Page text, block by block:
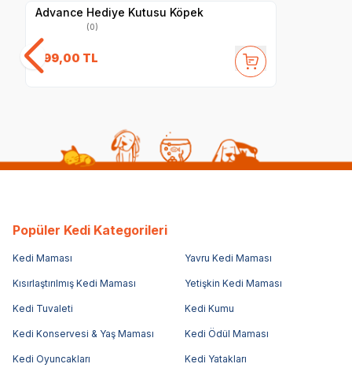
Advance Hediye Kutusu Köpek
(0)
799,00 TL
Popüler Kedi Kategorileri
Kedi Maması Yavru Kedi Maması
Kısırlaştırılmış Kedi Maması Yetişkin Kedi Maması
Kedi Tuvaleti Kedi Kumu
Kedi Konservesi & Yaş Maması Kedi Ödül Maması
Kedi Oyuncakları Kedi Yatakları